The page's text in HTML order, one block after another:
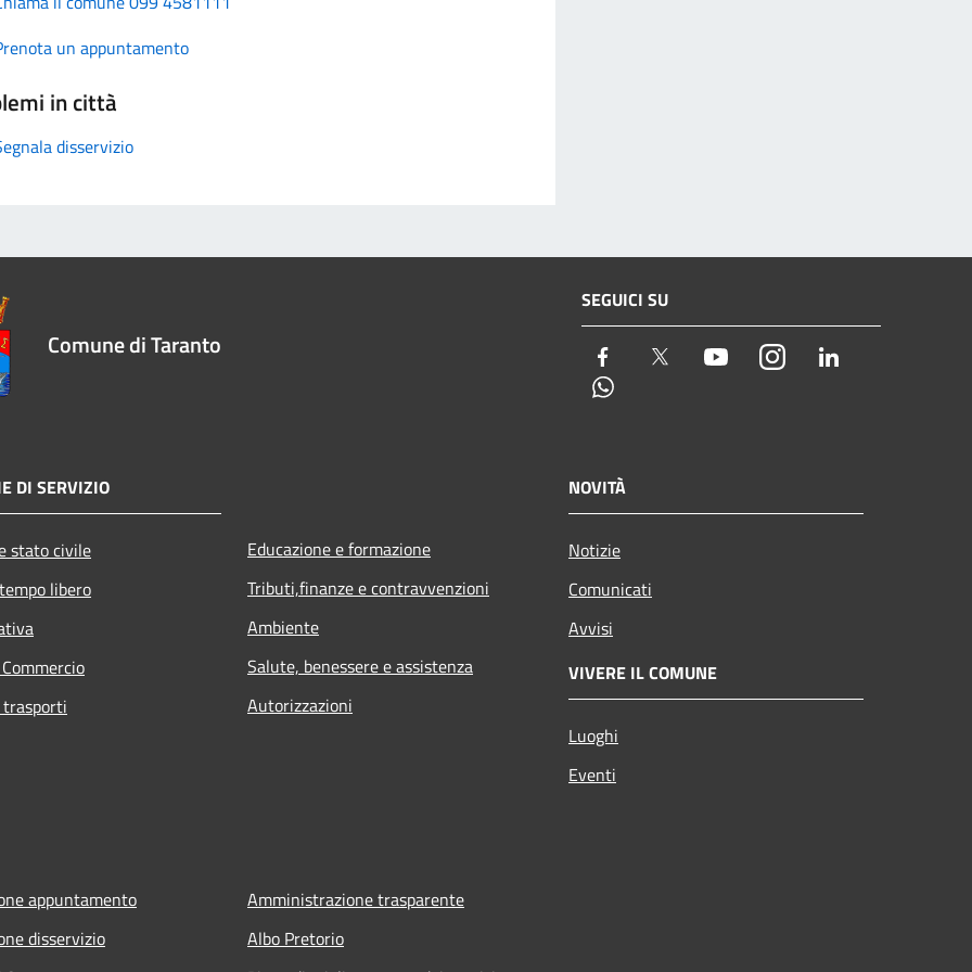
un appuntamento
in città
disservizio
Comune di Taranto
SEGUICI SU
Facebook Twitter YoutubeInstagram
DI SERVIZIO
stato civile
libero
Educazione e formazione
Tributi,finanze e contravvenzioni
Ambiente
Salute, benessere e assistenza
Autorizzazioni
NOVITÀ
Notizie
Comunicati
Avvisi
VIVERE IL COMUNE
Luoghi
Eventi
appuntamento
disservizio
Amministrazione trasparente
Albo Pretorio